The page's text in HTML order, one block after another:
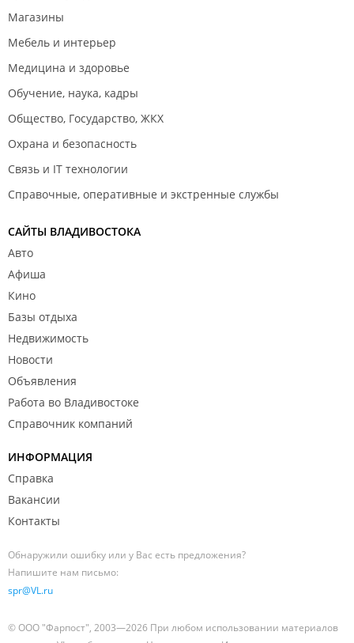
Магазины
Мебель и интерьер
Медицина и здоровье
Обучение, наука, кадры
Общество, Государство, ЖКХ
Охрана и безопасность
Связь и IT технологии
Справочные, оперативные и экстренные службы
САЙТЫ ВЛАДИВОСТОКА
Авто
Афиша
Кино
Базы отдыха
Недвижимость
Новости
Объявления
Работа во Владивостоке
Справочник компаний
ИНФОРМАЦИЯ
Справка
Вакансии
Контакты
Обнаружили ошибку или у Вас есть предложения?
Напишите нам письмо:
spr@VL.ru
© ООО "Фарпост", 2003—2026 При любом использовании материалов